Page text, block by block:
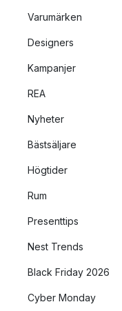
Varumärken
Designers
Kampanjer
REA
Nyheter
Bästsäljare
Högtider
Rum
Presenttips
Nest Trends
Black Friday 2026
Cyber Monday